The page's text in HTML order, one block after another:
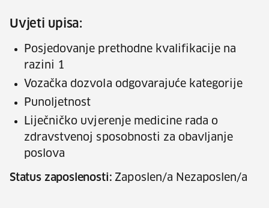
Uvjeti upisa:
Posjedovanje prethodne kvalifikacije na
razini 1
Vozačka dozvola odgovarajuće kategorije
Punoljetnost
Liječničko uvjerenje medicine rada o
zdravstvenoj sposobnosti za obavljanje
poslova
Status zaposlenosti: Zaposlen/a Nezaposlen/a